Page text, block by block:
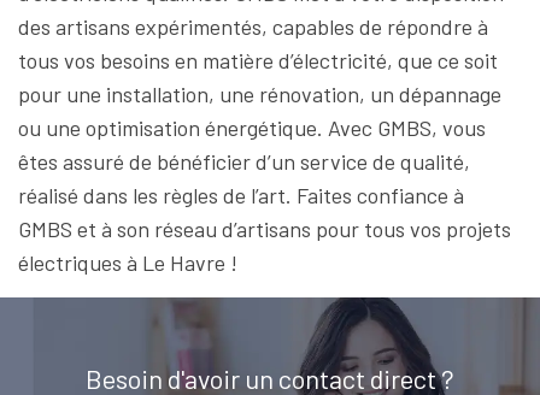
des artisans expérimentés, capables de répondre à
tous vos besoins en matière d’électricité, que ce soit
pour une installation, une rénovation, un dépannage
ou une optimisation énergétique. Avec GMBS, vous
êtes assuré de bénéficier d’un service de qualité,
réalisé dans les règles de l’art. Faites confiance à
GMBS et à son réseau d’artisans pour tous vos projets
électriques à Le Havre !
Besoin d'avoir un contact direct ?